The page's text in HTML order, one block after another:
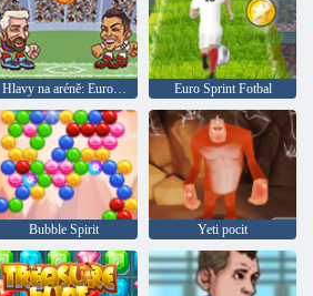
Hlavy na aréně: Euro fotbal Euro Sprint Fotbal
Bubble Spirit Yeti pocit